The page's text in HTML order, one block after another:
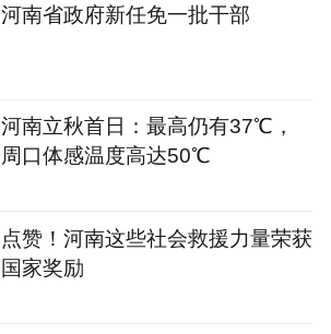
河南省政府新任免一批干部
河南立秋首日：最高仍有37℃，
周口体感温度高达50℃
点赞！河南这些社会救援力量荣获
国家奖励